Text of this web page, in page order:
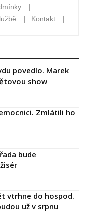
povedlo. Marek
show
Zmlátili ho
bude
vtrhne do hospod.
už v srpnu